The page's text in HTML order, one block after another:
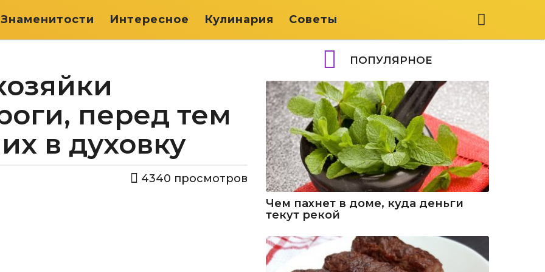
Знаменитости Интересное Кулинария Советы
перед тем
в духовку
4340 просмотров
ПОПУЛЯРНОЕ
Чем пахнет в доме, куда деньги
текут рекой